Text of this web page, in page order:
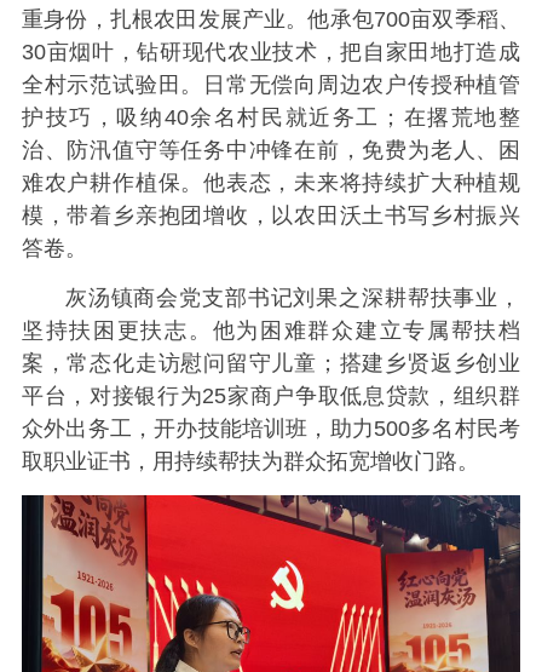
重身份，扎根农田发展产业。他承包700亩双季稻、
30亩烟叶，钻研现代农业技术，把自家田地打造成
全村示范试验田。日常无偿向周边农户传授种植管
护技巧，吸纳40余名村民就近务工；在撂荒地整
治、防汛值守等任务中冲锋在前，免费为老人、困
难农户耕作植保。他表态，未来将持续扩大种植规
模，带着乡亲抱团增收，以农田沃土书写乡村振兴
答卷。
灰汤镇商会党支部书记刘果之深耕帮扶事业，
坚持扶困更扶志。他为困难群众建立专属帮扶档
案，常态化走访慰问留守儿童；搭建乡贤返乡创业
平台，对接银行为25家商户争取低息贷款，组织群
众外出务工，开办技能培训班，助力500多名村民考
取职业证书，用持续帮扶为群众拓宽增收门路。